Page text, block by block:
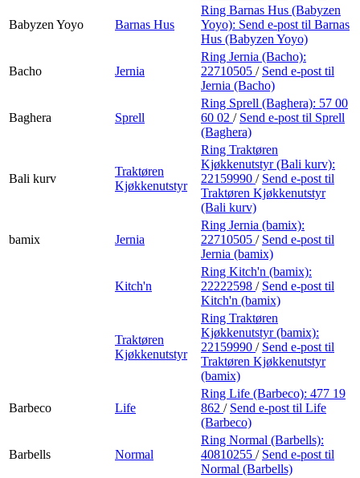
Babyzen Yoyo Barnas Hus
Ring Barnas Hus (Babyzen
Yoyo): Send e-post til Barnas
Hus (Babyzen Yoyo)
Bacho Jernia
Ring Jernia (Bacho):
22710505 / Send e-post til
Jernia (Bacho)
Baghera Sprell
Ring Sprell (Baghera): 57 00
60 02 / Send e-post til Sprell
(Baghera)
Bali kurv
Traktøren
Kjøkkenutstyr
Ring Traktøren
Kjøkkenutstyr (Bali kurv):
22159990 / Send e-post til
Traktøren Kjøkkenutstyr
(Bali kurv)
bamix Jernia
Ring Jernia (bamix):
22710505 / Send e-post til
Jernia (bamix)
Kitch'n
Ring Kitch'n (bamix):
22222598 / Send e-post til
Kitch'n (bamix)
Traktøren
Kjøkkenutstyr
Ring Traktøren
Kjøkkenutstyr (bamix):
22159990 / Send e-post til
Traktøren Kjøkkenutstyr
(bamix)
Barbeco Life
Ring Life (Barbeco): 477 19
862 / Send e-post til Life
(Barbeco)
Barbells Normal
Ring Normal (Barbells):
40810255 / Send e-post til
Normal (Barbells)